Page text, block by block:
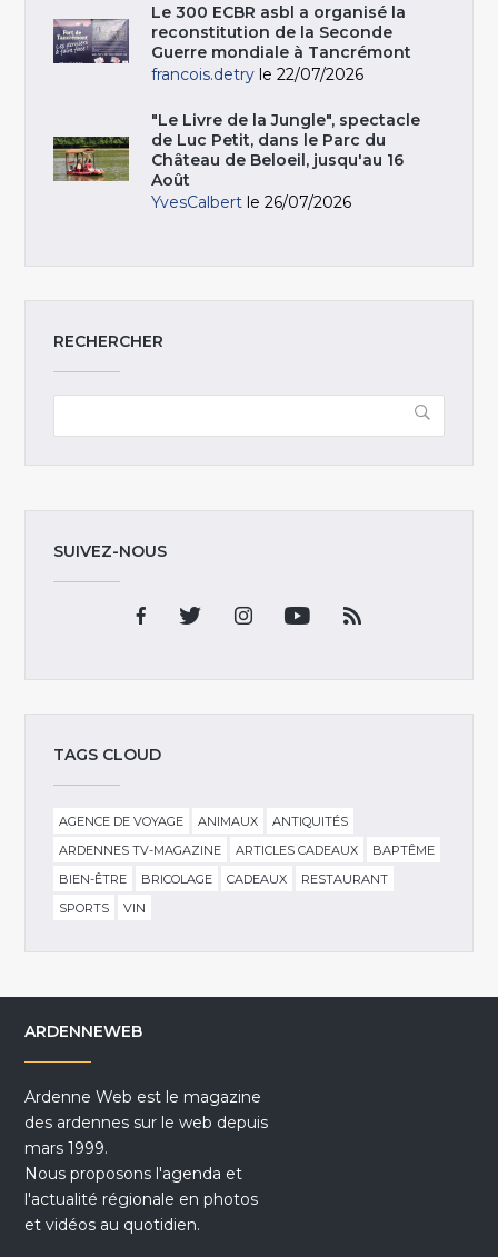
Le 300 ECBR asbl a organisé la
reconstitution de la Seconde
Guerre mondiale à Tancrémont
francois.detry le 22/07/2026
"Le Livre de la Jungle", spectacle
de Luc Petit, dans le Parc du
Château de Beloeil, jusqu'au 16
Août
YvesCalbert le 26/07/2026
RECHERCHER
SUIVEZ-NOUS
TAGS CLOUD
AGENCE DE VOYAGE ANIMAUX
ANTIQUITÉS
ARDENNES TV-MAGAZINE
ARTICLES CADEAUX
BAPTÊME
BIEN-ÊTRE
BRICOLAGE CADEAUX
RESTAURANT
SPORTS
VIN
ARDENNEWEB
Ardenne Web est le magazine
des ardennes sur le web depuis
mars 1999.
Nous proposons l'agenda et
l'actualité régionale en photos
et vidéos au quotidien.